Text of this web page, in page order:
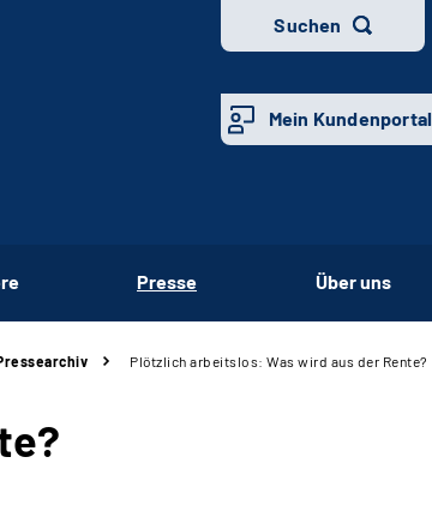
Suchen
Mein Kundenportal
Presse Über uns
Plötzlich arbeitslos: Was wird aus der Rente?